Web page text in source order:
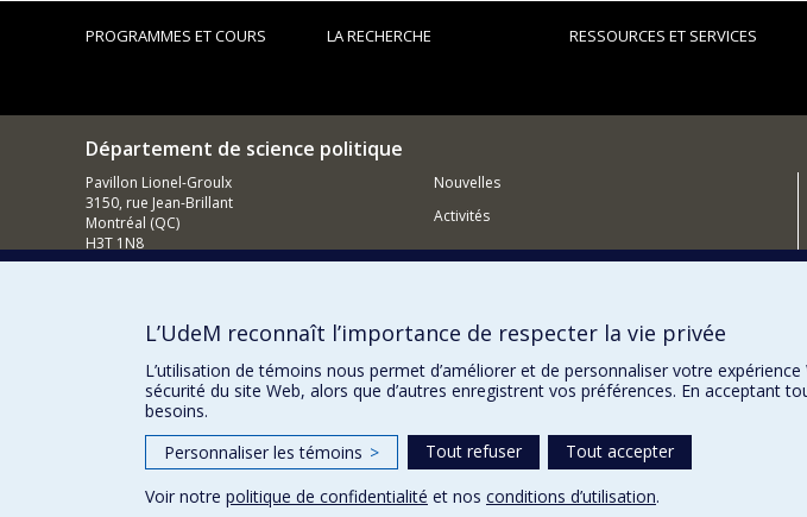
PROGRAMMES ET COURS LA RECHERCHE RESSOURCES ET SERVICES
Département de science politique
Pavillon Lionel-Groulx
3150, rue Jean-Brillant
Montréal (QC)
H3T 1N8
Nouvelles
Activités
Comment soutenir le Département?
Confidentialité Conditions d’utilisation Paramètres des témoins
L’UdeM reconnaît l’importance de respecter la vie privée
L’utilisation de témoins nous permet d’améliorer et de personnaliser votre
sécurité du site Web, alors que d’autres enregistrent vos préférences. En
besoins.
Personnaliser les témoins > Tout refuser
Tout accepter
Voir notre politique de confidentialité et nos conditions d’utilisation.